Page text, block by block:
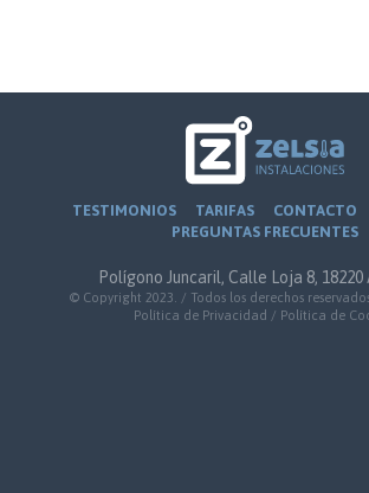
TESTIMONIOS TARIFAS CONTACTO
PREGUNTAS FRECUENTES
Polígono Juncaril, Calle Loja 8,
© Copyright 2023. / Todos los derechos
Política de Privacidad / Política de